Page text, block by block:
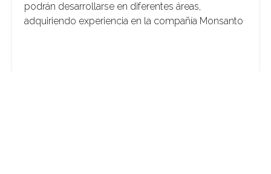
podrán desarrollarse en diferentes áreas,
adquiriendo experiencia en la compañía Monsanto